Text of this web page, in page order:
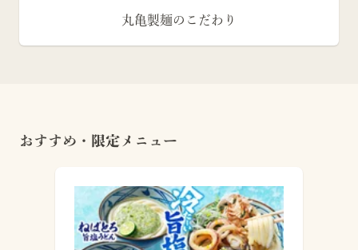
丸亀製麺のこだわり
おすすめ・限定メニュー